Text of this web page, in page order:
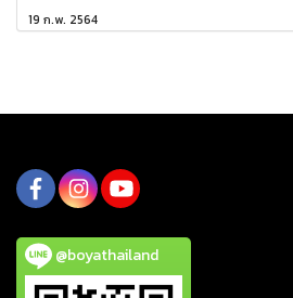
19 ก.พ. 2564
@boyathailand